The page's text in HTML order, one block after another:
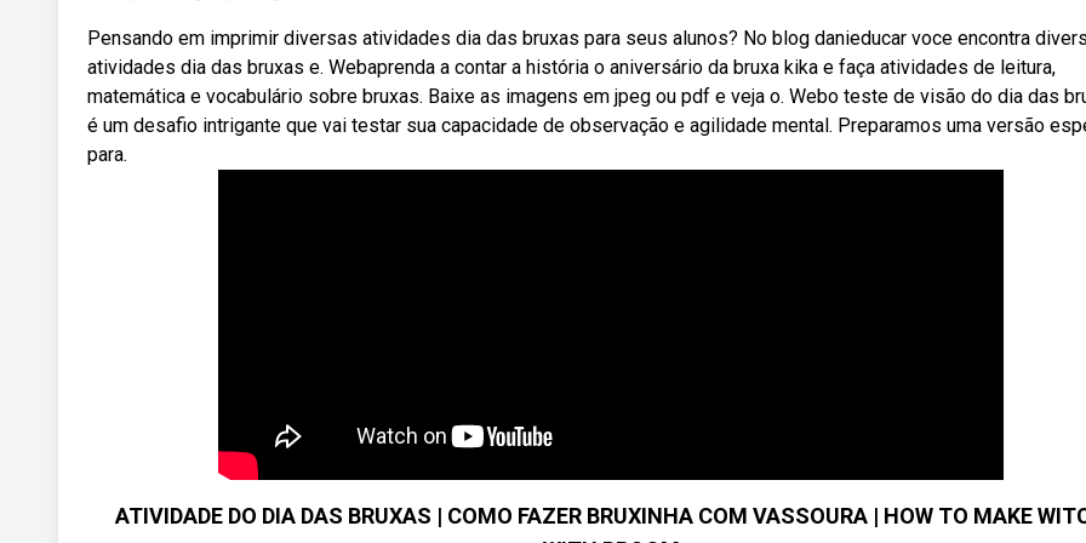
Pensando em imprimir diversas atividades dia das bruxas para seus alunos? No blog danieducar voce encontra
atividades dia das bruxas e. Webaprenda a contar a história o aniversário da bruxa kika e faça atividades de leitura,
matemática e vocabulário sobre bruxas. Baixe as imagens em jpeg ou pdf e veja o. Webo teste de visão do dia das
é um desafio intrigante que vai testar sua capacidade de observação e agilidade mental. Preparamos uma versão
para.
ATIVIDADE DO DIA DAS BRUXAS | COMO FAZER BRUXINHA COM VASSOURA | HOW TO MAKE